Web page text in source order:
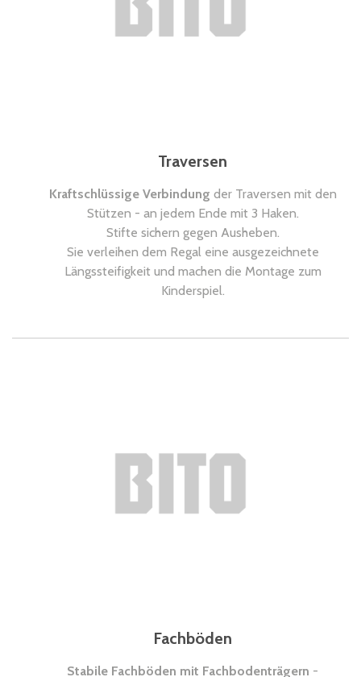
Traversen
Kraftschlüssige Verbindung der Traversen mit den
Stützen - an jedem Ende mit 3 Haken.
Stifte sichern gegen Ausheben.
Sie verleihen dem Regal eine ausgezeichnete
Längssteifigkeit und machen die Montage zum
Kinderspiel.
Fachböden
Stabile Fachböden mit Fachbodenträgern -